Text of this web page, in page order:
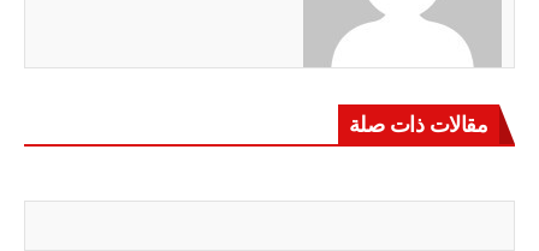
مقالات ذات صلة